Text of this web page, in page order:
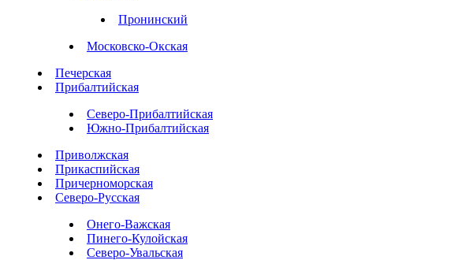
Пронинский
Московско-Окская
Печерская
Прибалтийская
Северо-Прибалтийская
Южно-Прибалтийская
Приволжская
Прикаспийская
Причерноморская
Северо-Русская
Онего-Важская
Пинего-Кулойская
Северо-Увальская